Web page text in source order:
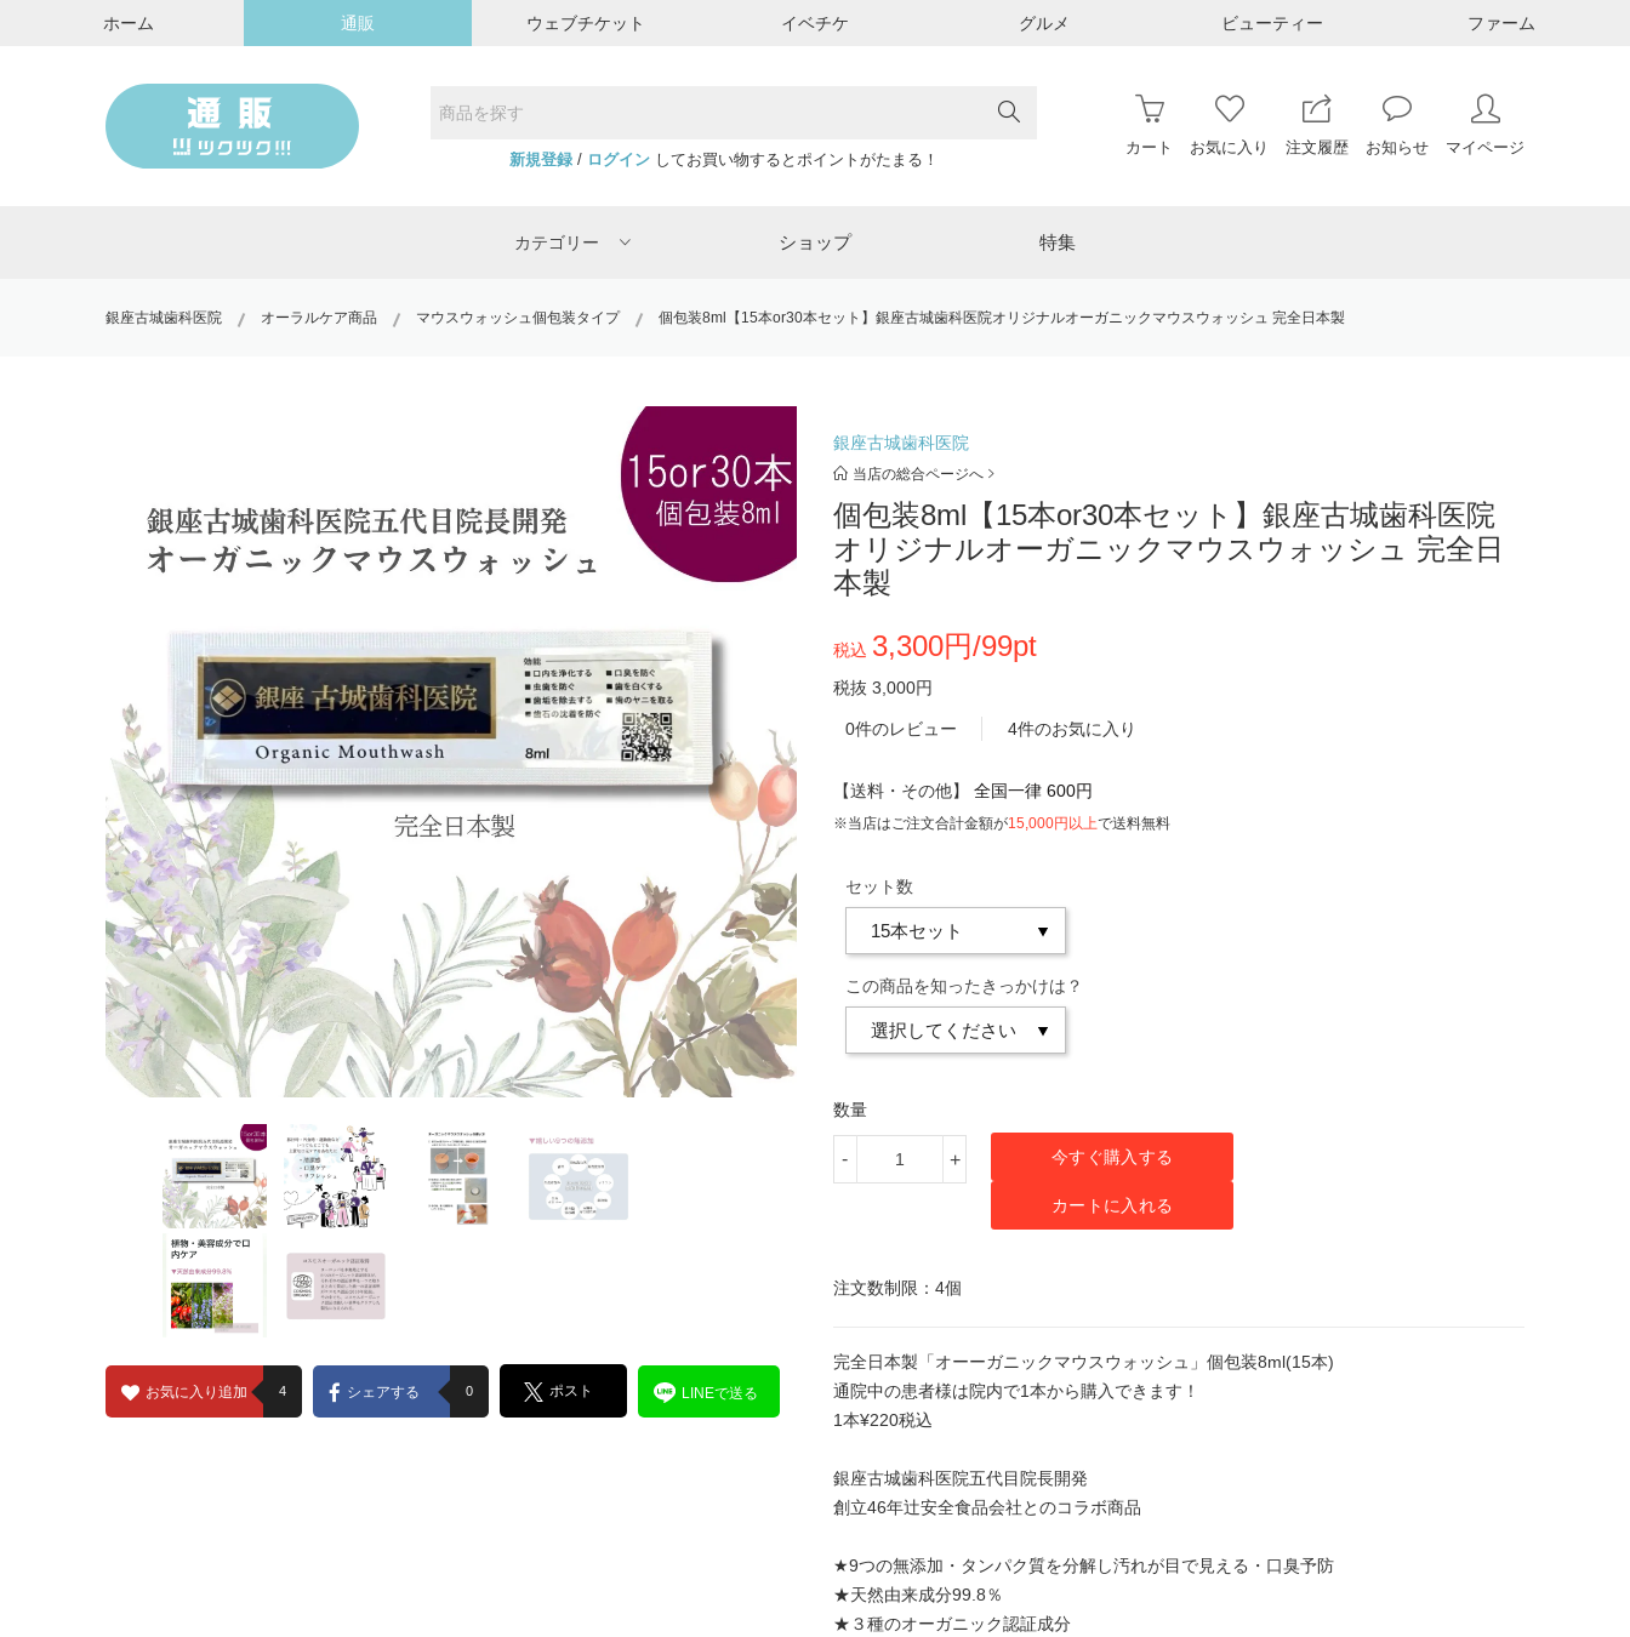
ホーム 通販 ウェブチケット イベチケ グルメ ビューティー ファーム
新規登録/ ログインしてお買い物するとポイントがたまる！
カート お気に入り 注文履歴 お知らせ マイページ
カテゴリー ショップ 特集
銀座古城歯科医院 オーラルケア商品 マウスウォッシュ個包装タイプ 個包装8ml【15本or30本セット】銀座古城歯科医院オリジナルオーガニックマウスウォッシュ 完全日本製
お気に入り追加 4 シェアする 0 ポスト LINEで送る
銀座古城歯科医院
当店の総合ページへ
個包装8ml【15本or30本セット】銀座古城歯科医院
オリジナルオーガニックマウスウォッシュ 完全日
本製
税込 3,300円/99pt
税抜 3,000円
0件のレビュー 4件のお気に入り
【送料・その他】 全国一律 600円
※当店はご注文合計金額が15,000円以上で送料無料
セット数
この商品を知ったきっかけは？
数量
- + 今すぐ購入する
カートに入れる
注文数制限：4個
完全日本製「オーーガニックマウスウォッシュ」個包装8ml(15本)
通院中の患者様は院内で1本から購入できます！
1本¥220税込
銀座古城歯科医院五代目院長開発
創立46年辻安全食品会社とのコラボ商品
★9つの無添加・タンパク質を分解し汚れが⽬で⾒える・口臭予防
★天然由来成分99.8％
★３種のオーガニック認証成分